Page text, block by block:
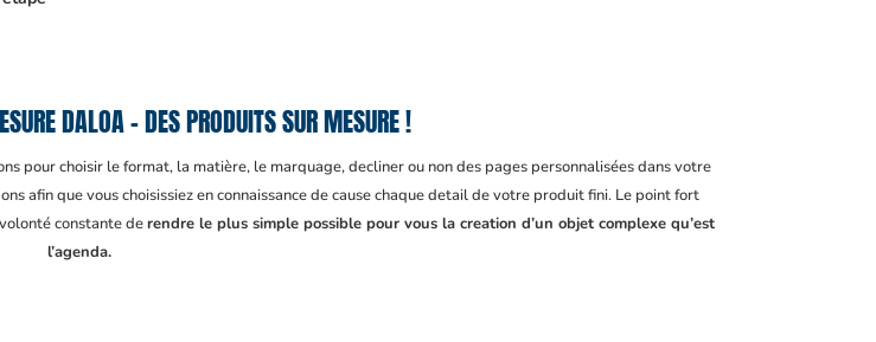
DALOA – DES PRODUITS SUR MESURE !
pour choisir le format, la matière, le marquage, decliner ou non des pages personnalisées dans votre
afin que vous choisissiez en connaissance de cause chaque detail de votre produit fini. Le point fort
constante derendre le plus simple possible pour vous la creation d’un objet complexe qu’est
l’agenda.